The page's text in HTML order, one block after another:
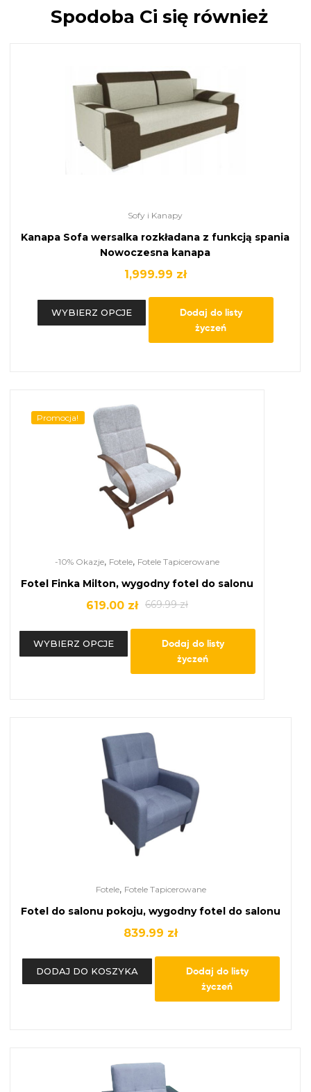
Spodoba Ci się również
Sofy i Kanapy
Kanapa Sofa wersalka rozkładana z funkcją spania
Nowoczesna kanapa
1,999.99 zł
WYBIERZ OPCJE
Dodaj do listy
życzeń
Promocja!
-10% Okazje, Fotele, Fotele Tapicerowane
Fotel Finka Milton, wygodny fotel do salonu
669.99zł
619.00 zł
WYBIERZ OPCJE
Dodaj do listy
życzeń
Fotele, Fotele Tapicerowane
Fotel do salonu pokoju, wygodny fotel do salonu
839.99 zł
DODAJ DO KOSZYKA
Dodaj do listy
życzeń